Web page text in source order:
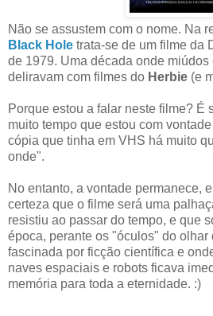
Não se assustem com o nome. Na
Black Hole trata-se de um filme da
de 1979. Uma década onde miúdos
deliravam com filmes do Herbie (e
Porque estou a falar neste filme? É
muito tempo que estou com
cópia que tinha em VHS há muito
onde".
No entanto, a vontade permanece,
certeza que o filme será uma
resistiu ao passar do tempo, e que
época, perante os "óculos" do olhar
fascinada por ficção científica e
naves espaciais e robots ficava
memória para toda a eternidade. :)